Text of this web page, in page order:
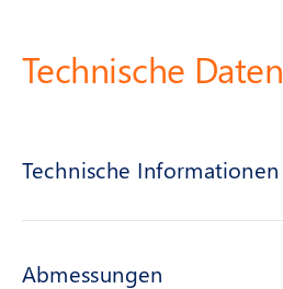
Technische Daten
Technische Informationen
Abmessungen